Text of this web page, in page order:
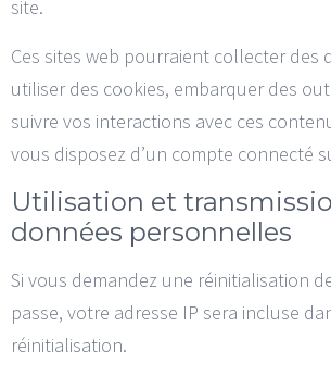
site.
Ces sites web pourraient collecter des
utiliser des cookies, embarquer des
suivre vos interactions avec ces
vous disposez d’un compte connecté
Utilisation et
données personnelles
Si vous demandez une réinitialisation
passe, votre adresse IP sera incluse
réinitialisation.